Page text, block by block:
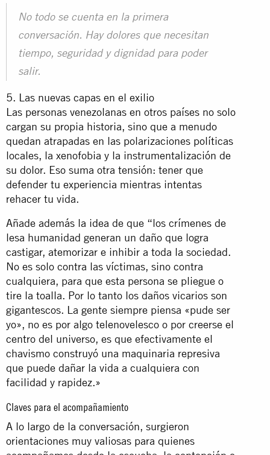
No todo se cuenta en la primera
conversación. Hay dolores que necesitan
tiempo, seguridad y dignidad para poder
salir.
5. Las nuevas capas en el exilio
Las personas venezolanas en otros países no solo
cargan su propia historia, sino que a menudo
quedan atrapadas en las polarizaciones políticas
locales, la xenofobia y la instrumentalización de
su dolor. Eso suma otra tensión: tener que
defender tu experiencia mientras intentas
rehacer tu vida.
Añade además la idea de que “los crímenes de
lesa humanidad generan un daño que logra
castigar, atemorizar e inhibir a toda la sociedad.
No es solo contra las víctimas, sino contra
cualquiera, para que esta persona se pliegue o
tire la toalla. Por lo tanto los daños vicarios son
gigantescos. La gente siempre piensa «pude ser
yo», no es por algo telenovelesco o por creerse el
centro del universo, es que efectivamente el
chavismo construyó una maquinaria represiva
que puede dañar la vida a cualquiera con
facilidad y rapidez.»
Claves para el acompañamiento
A lo largo de la conversación, surgieron
orientaciones muy valiosas para quienes